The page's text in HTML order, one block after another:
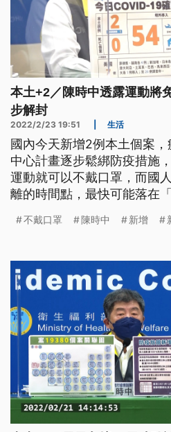
本土+2／陳時中透露運動將
步解封
2022/2/23 19:51 生活
國內今天新增2例本土個案
中心計畫逐步鬆綁防疫措施
運動就可以不戴口罩，而國
離的時間點，最快可能落在
不戴口罩 陳時中 新增